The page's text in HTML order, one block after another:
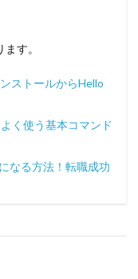
す。
ストールからHello
く使う基本コマンド
なる方法！転職成功